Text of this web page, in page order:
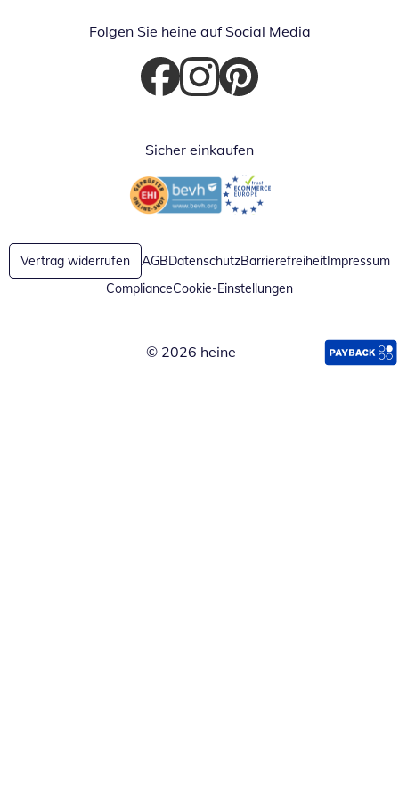
Folgen Sie heine auf Social Media
Öffnet in neuem Fenster
Öffnet in neuem Fenster
Öffnet in neuem Fenster
Sicher einkaufen
Öffnet in neuem FensterÖffnet in neuem Fenster
Vertrag widerrufen AGBDatenschutzBarrierefreiheitImpressum
ComplianceCookie-Einstellungen
© 2026 heine